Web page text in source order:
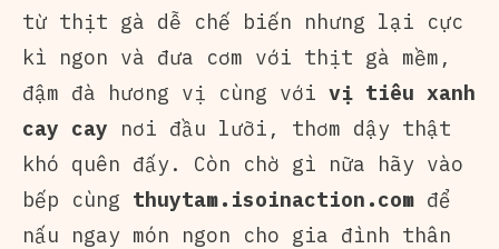
từ thịt gà dễ chế biến nhưng lại cực
kì ngon và đưa cơm với thịt gà mềm,
đậm đà hương vị cùng với vị tiêu xanh
cay cay nơi đầu lưỡi, thơm dậy thật
khó quên đấy. Còn chờ gì nữa hãy vào
bếp cùng thuytam.isoinaction.com để
nấu ngay món ngon cho gia đình thân